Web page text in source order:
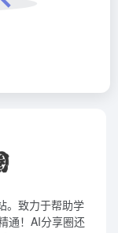
。致力于帮助学
通！AI分享圈还